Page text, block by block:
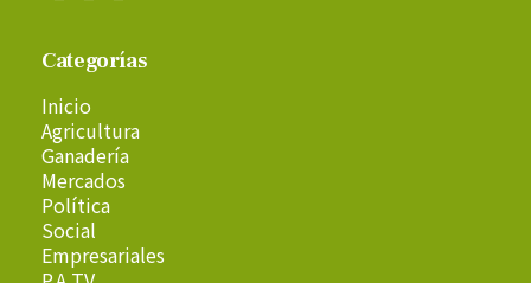
Categorías
Inicio
Agricultura
Ganadería
Mercados
Política
Social
Empresariales